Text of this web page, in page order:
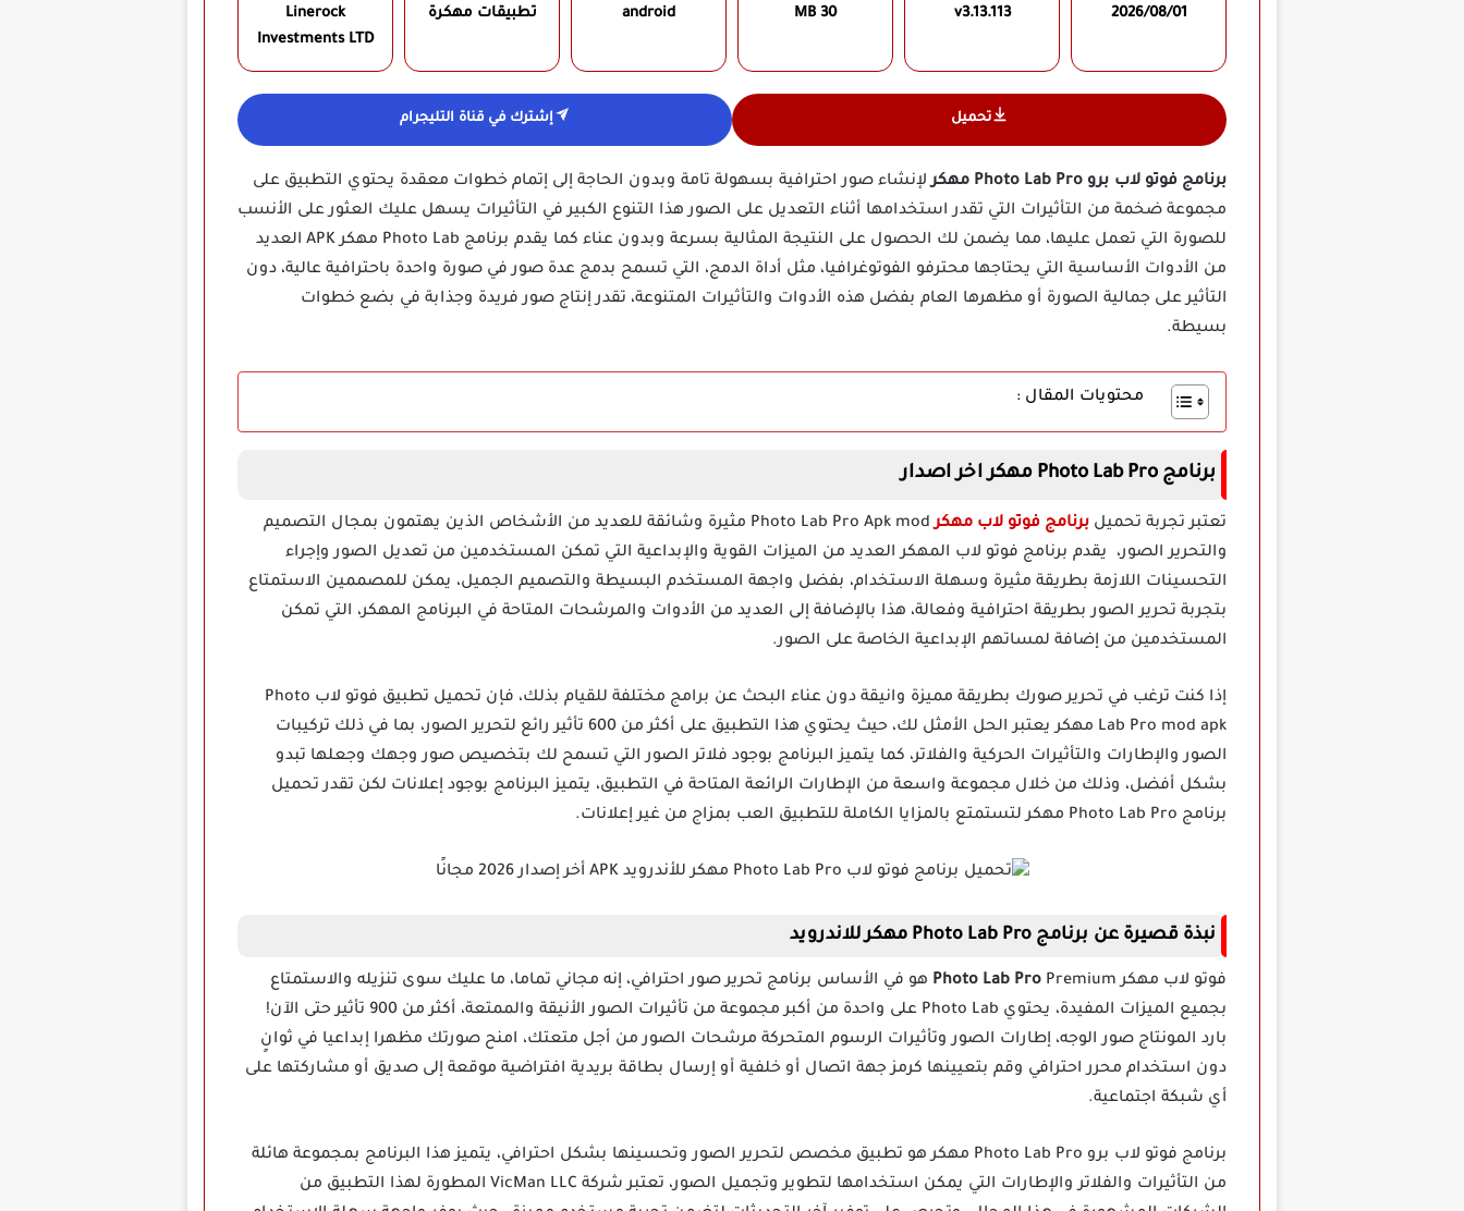
2026/08/01
v3.13.113
30 MB
android تطبيقات مهكرة
Linerock
Investments LTD‏
تحميل إشترك في قناة التليجرام
برنامج فوتو لاب برو Photo Lab Pro مهكر
لإنشاء صور احترافية بسهولة تامة وبدون الحاجة إلى إتمام خطوات معقدة يحتوي التطبيق على
مجموعة ضخمة من التأثيرات التي تقدر استخدامها أثناء التعديل على الصور هذا التنوع الكبير في التأثيرات يسهل عليك العثور على الأنسب
للصورة التي تعمل عليها، مما يضمن لك الحصول على النتيجة المثالية بسرعة وبدون عناء كما يقدم برنامج Photo Lab مهكر APK العديد
من الأدوات الأساسية التي يحتاجها محترفو الفوتوغرافيا، مثل أداة الدمج، التي تسمح بدمج عدة صور في صورة واحدة باحترافية عالية، دون
التأثير على جمالية الصورة أو مظهرها العام بفضل هذه الأدوات والتأثيرات المتنوعة، تقدر إنتاج صور فريدة وجذابة في بضع خطوات
بسيطة.
محتويات المقال :
برنامج Photo Lab Pro مهكر اخر اصدار
تعتبر تجربة تحميل برنامج فوتو لاب مهكر
Photo Lab Pro Apk mod مثيرة وشائقة للعديد من الأشخاص الذين يهتمون بمجال التصميم
والتحرير الصور، يقدم برنامج فوتو لاب المهكر العديد من الميزات القوية والإبداعية التي تمكن المستخدمين من تعديل الصور وإجراء
التحسينات اللازمة بطريقة مثيرة وسهلة الاستخدام، بفضل واجهة المستخدم البسيطة والتصميم الجميل، يمكن للمصممين الاستمتاع
بتجربة تحرير الصور بطريقة احترافية وفعالة، هذا بالإضافة إلى العديد من الأدوات والمرشحات المتاحة في البرنامج المهكر، التي تمكن
المستخدمين من إضافة لمساتهم الإبداعية الخاصة على الصور.
إذا كنت ترغب في تحرير صورك بطريقة مميزة وانيقة دون عناء البحث عن برامج مختلفة للقيام بذلك، فإن تحميل تطبيق فوتو لاب Photo
Lab Pro mod apk مهكر يعتبر الحل الأمثل لك، حيث يحتوي هذا التطبيق على أكثر من 600 تأثير رائع لتحرير الصور، بما في ذلك تركيبات
الصور والإطارات والتأثيرات الحركية والفلاتر، كما يتميز البرنامج بوجود فلاتر الصور التي تسمح لك بتخصيص صور وجهك وجعلها تبدو
بشكل أفضل، وذلك من خلال مجموعة واسعة من الإطارات الرائعة المتاحة في التطبيق، يتميز البرنامج بوجود إعلانات لكن تقدر تحميل
برنامج Photo Lab Pro مهكر لتستمتع بالمزايا الكاملة للتطبيق العب بمزاج من غير إعلانات.
نبذة قصيرة عن برنامج Photo Lab Pro مهكر للاندرويد
فوتو لاب مهكر Photo Lab Pro Premium هو في الأساس برنامج تحرير صور احترافي، إنه مجاني تماما، ما عليك سوى تنزيله والاستمتاع
بجميع الميزات المفيدة، يحتوي Photo Lab على واحدة من أكبر مجموعة من تأثيرات الصور الأنيقة والممتعة، أكثر من 900 تأثير حتى الآن!
بارد المونتاج صور الوجه، إطارات الصور وتأثيرات الرسوم المتحركة مرشحات الصور من أجل متعتك، امنح صورتك مظهرا إبداعيا في ثوانٍ
دون استخدام محرر احترافي وقم بتعيينها كرمز جهة اتصال أو خلفية أو إرسال بطاقة بريدية افتراضية موقعة إلى صديق أو مشاركتها على
أي شبكة اجتماعية.
برنامج فوتو لاب برو Photo Lab Pro مهكر هو تطبيق مخصص لتحرير الصور وتحسينها بشكل احترافي، يتميز هذا البرنامج بمجموعة هائلة
من التأثيرات والفلاتر والإطارات التي يمكن استخدامها لتطوير وتجميل الصور، تعتبر شركة VicMan LLC المطورة لهذا التطبيق من